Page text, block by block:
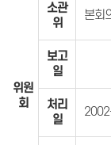
위원
회
소관
위
본회
보고
일
처리
일